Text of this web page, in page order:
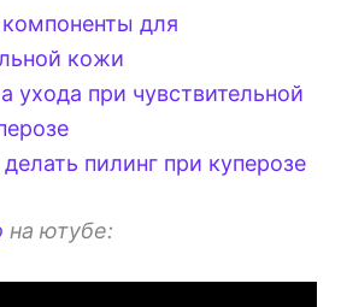
для
кожи
ухода при чувствительной
пилинг при куперозе
на ютубе: